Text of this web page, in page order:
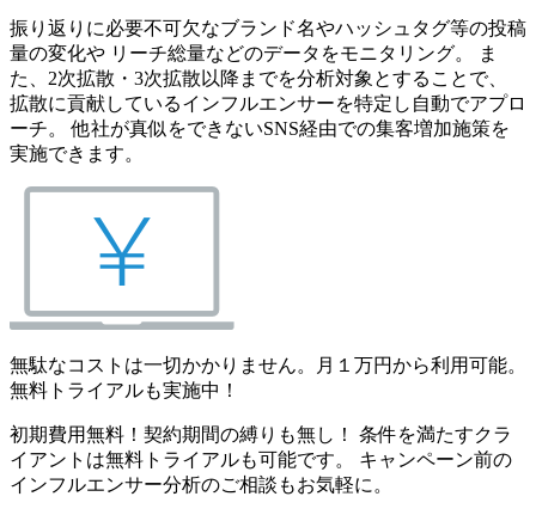
振り返りに必要不可欠なブランド名やハッシュタグ等の投稿
量の変化や リーチ総量などのデータをモニタリング。 ま
た、2次拡散・3次拡散以降までを分析対象とすることで、
拡散に貢献しているインフルエンサーを特定し自動でアプロ
ーチ。 他社が真似をできないSNS経由での集客増加施策を
実施できます。
無駄なコストは一切かかりません。月１万円から利用可能。
無料トライアルも実施中！
初期費用無料！契約期間の縛りも無し！ 条件を満たすクラ
イアントは無料トライアルも可能です。 キャンペーン前の
インフルエンサー分析のご相談もお気軽に。